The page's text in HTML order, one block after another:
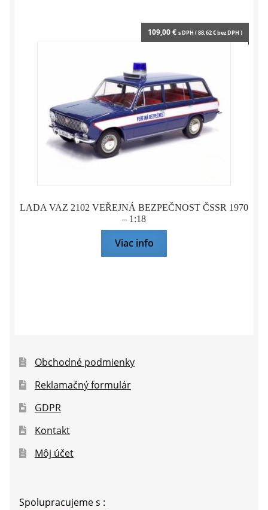
LADA VAZ 2102 VEŘEJNÁ BEZPEČNOST ČSSR 1970
– 1:18
109,00€ s DPH (88,62€bez DPH )
Viac info
Obchodné podmienky
Reklamačný formulár
GDPR
Kontakt
Môj účet
Spolupracujeme s :